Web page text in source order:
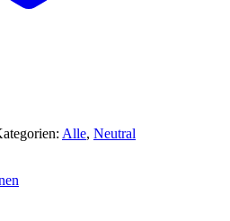
Alle, Neutral